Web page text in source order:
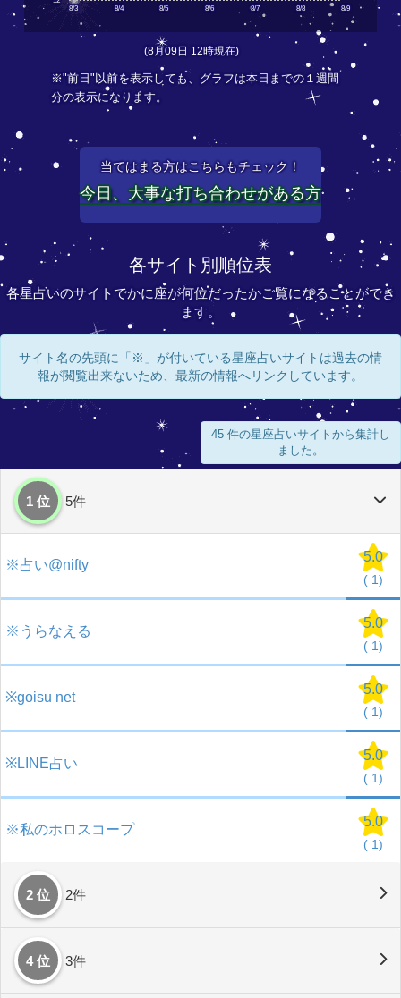
8/3 8/4 8/5 8/6 8/7 8/8 8/9
(8月09日 12時現在)
※"前日"以前を表示しても、グラフは本日までの１週間
分の表示になります。
当てはまる方はこちらもチェック！
今日、大事な打ち合わせがある方
各サイト別順位表
各星占いのサイトでかに座が何位だったかご覧になることができ
ます。
サイト名の先頭に「※」が付いている星座占いサイトは過去の情
報が閲覧出来ないため、最新の情報へリンクしています。
45 件の星座占いサイトから集計し
ました。
1 位 5件
※占い@nifty
5.0
( 1)
※うらなえる
5.0
( 1)
※goisu net
5.0
( 1)
※LINE占い
5.0
( 1)
※私のホロスコープ
5.0
( 1)
2 位 2件
4 位 3件